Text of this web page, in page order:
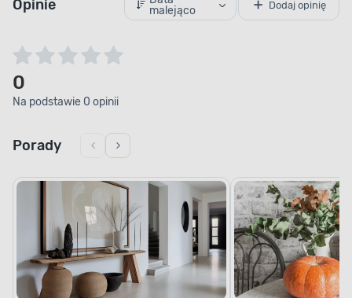
Opinie
malejąco
Dodaj opinię
0
Na podstawie 0 opinii
Porady